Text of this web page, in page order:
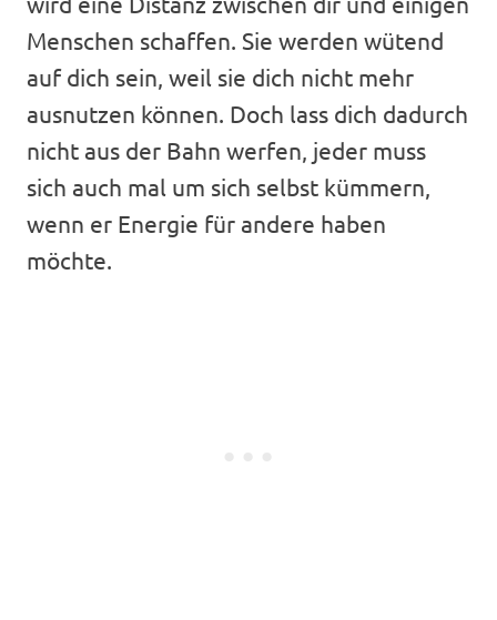
Menschen schaffen. Sie werden wütend
auf dich sein, weil sie dich nicht mehr
ausnutzen können. Doch lass dich dadurch
nicht aus der Bahn werfen, jeder muss
sich auch mal um sich selbst kümmern,
wenn er Energie für andere haben
möchte.